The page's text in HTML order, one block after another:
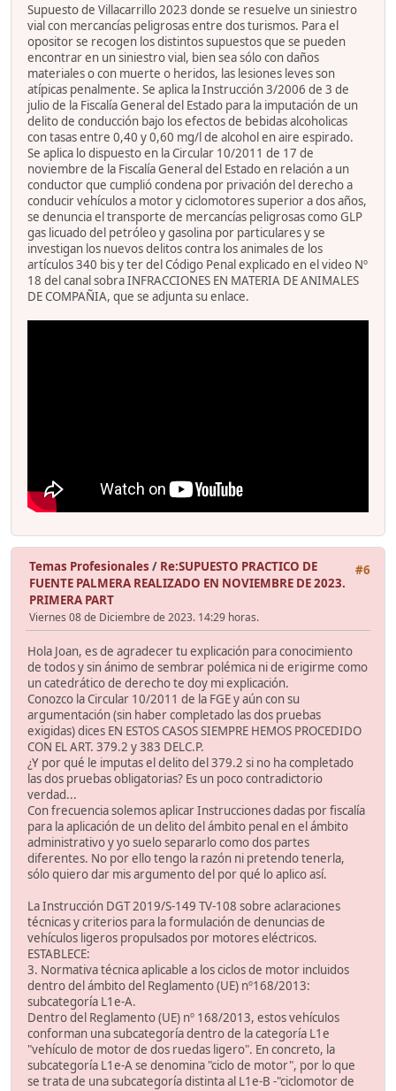
Supuesto de Villacarrillo 2023 donde se resuelve un siniestro
vial con mercancías peligrosas entre dos turismos. Para el
opositor se recogen los distintos supuestos que se pueden
encontrar en un siniestro vial, bien sea sólo con daños
materiales o con muerte o heridos, las lesiones leves son
atípicas penalmente. Se aplica la Instrucción 3/2006 de 3 de
julio de la Fiscalía General del Estado para la imputación de un
delito de conducción bajo los efectos de bebidas alcoholicas
con tasas entre 0,40 y 0,60 mg/l de alcohol en aire espirado.
Se aplica lo dispuesto en la Circular 10/2011 de 17 de
noviembre de la Fiscalía General del Estado en relación a un
conductor que cumplió condena por privación del derecho a
conducir vehículos a motor y ciclomotores superior a dos años,
se denuncia el transporte de mercancías peligrosas como GLP
gas licuado del petróleo y gasolina por particulares y se
investigan los nuevos delitos contra los animales de los
artículos 340 bis y ter del Código Penal explicado en el video Nº
18 del canal sobra INFRACCIONES EN MATERIA DE ANIMALES
DE COMPAÑIA, que se adjunta su enlace.
#6
Temas Profesionales / Re:SUPUESTO PRACTICO DE
FUENTE PALMERA REALIZADO EN NOVIEMBRE DE 2023.
PRIMERA PART
Viernes 08 de Diciembre de 2023. 14:29 horas.
Hola Joan, es de agradecer tu explicación para conocimiento
de todos y sin ánimo de sembrar polémica ni de erigirme como
un catedrático de derecho te doy mi explicación.
Conozco la Circular 10/2011 de la FGE y aún con su
argumentación (sin haber completado las dos pruebas
exigidas) dices EN ESTOS CASOS SIEMPRE HEMOS PROCEDIDO
CON EL ART. 379.2 y 383 DELC.P.
¿Y por qué le imputas el delito del 379.2 si no ha completado
las dos pruebas obligatorias? Es un poco contradictorio
verdad...
Con frecuencia solemos aplicar Instrucciones dadas por fiscalía
para la aplicación de un delito del ámbito penal en el ámbito
administrativo y yo suelo separarlo como dos partes
diferentes. No por ello tengo la razón ni pretendo tenerla,
sólo quiero dar mis argumento del por qué lo aplico así.
La Instrucción DGT 2019/S-149 TV-108 sobre aclaraciones
técnicas y criterios para la formulación de denuncias de
vehículos ligeros propulsados por motores eléctricos.
ESTABLECE:
3. Normativa técnica aplicable a los ciclos de motor incluidos
dentro del ámbito del Reglamento (UE) nº168/2013:
subcategoría L1e-A.
Dentro del Reglamento (UE) nº 168/2013, estos vehículos
conforman una subcategoría dentro de la categoría L1e
"vehículo de motor de dos ruedas ligero". En concreto, la
subcategoría L1e-A se denomina "ciclo de motor", por lo que
se trata de una subcategoría distinta al L1e-B -"ciclomotor de